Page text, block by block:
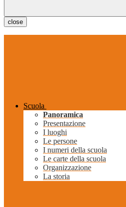
close
Scuola
Panoramica
Presentazione
I luoghi
Le persone
I numeri della scuola
Le carte della scuola
Organizzazione
La storia